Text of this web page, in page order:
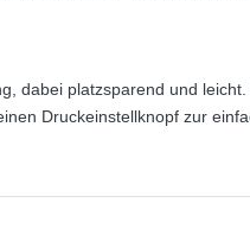
dabei platzsparend und
Druckeinstellknopf zur